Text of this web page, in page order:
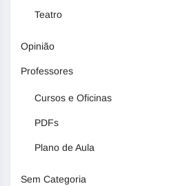
Teatro
Opinião
Professores
Cursos e Oficinas
PDFs
Plano de Aula
Sem Categoria